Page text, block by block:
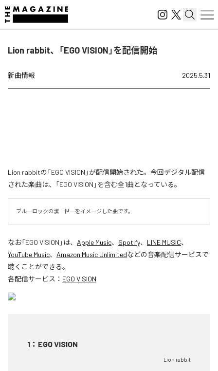
Lion rabbit、「EGO VISION」を配信開始
新曲情報 2025.5.31
Lion rabbitの「EGO VISION」が配信開始された。今回デジタル配信
された楽曲は、「EGO VISION」を含む全1曲となっている。
ブルーロックの潔　世一をイメージした曲です。
なお「EGO VISION 」は、 Apple Music、 Spotify、 LINE MUSIC、
YouTube Music、 Amazon Music Unlimitedなどの音楽配信サービスで
聴くことができる。
各配信サービス： EGO VISION
1 ： EGO VISION
Lion rabbit